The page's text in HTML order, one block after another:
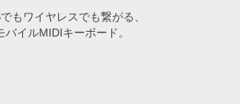
もワイヤレスでも繋がる、
バイルMIDIキーボード。